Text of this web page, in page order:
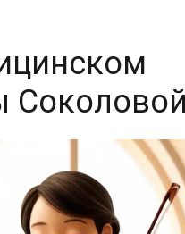
Соколовой